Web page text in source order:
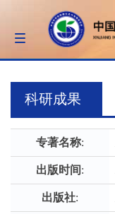
Toggle
navigation
科研成果
专著名称:
出版时间:
出版社: